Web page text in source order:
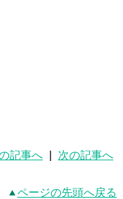
記事へ 次の記事へ
ページの先頭へ戻る